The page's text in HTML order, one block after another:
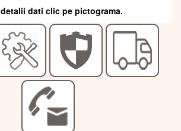
dati clic pe pictograma.